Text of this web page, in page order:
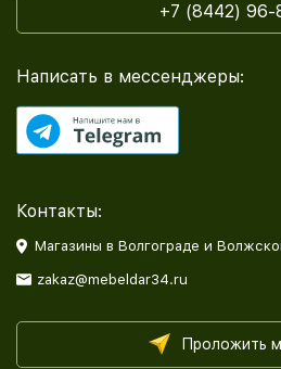
+7 (8442) 96-
Написать в мессенджеры:
Контакты:
Магазины в Волгограде и
zakaz@mebeldar34.ru
Проложить